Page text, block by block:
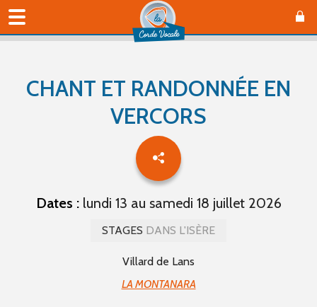
CHANT ET RANDONNÉE EN
VERCORS
Dates :lundi 13 au samedi 18 juillet 2026
STAGES DANS L'ISÈRE
Villard de Lans
LA MONTANARA